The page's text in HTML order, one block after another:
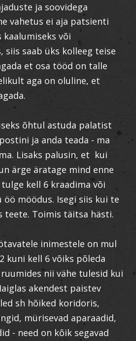
ja soovidega
vahetus ei aja patsienti
või
siis saab üks kolleeg teise
et osa tööd on talle
aga on oluline, et
õhtul astuda palatist
ja anda teada - ma
Lisaks palusin, et kui
ärge äratage mind enne
kell 6 kraadima või
öö möödus. Isegi siis kui te
teete. Toimis täitsa hästi.
inimestele on mul
kuni kell 6 võiks põleda
nii vähe tulesid kui
akendest paistev
sh hõiked koridoris,
mürisevad aparaadid,
- need on kõik segavad